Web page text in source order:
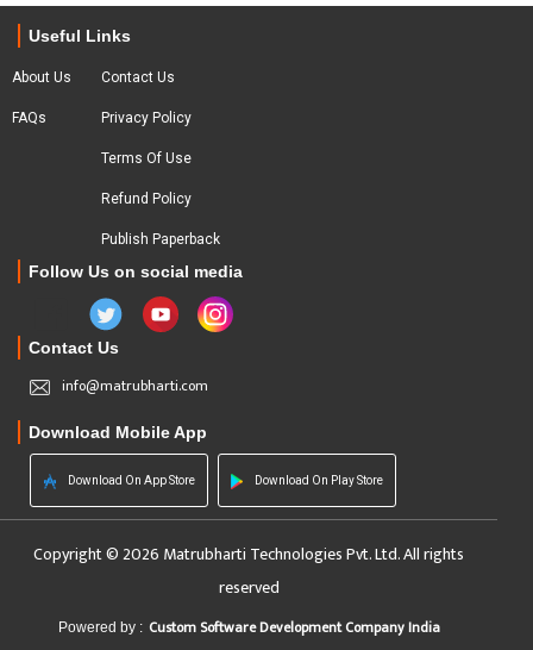
Useful Links
About Us
FAQs
Contact Us
Privacy Policy
Terms Of Use
Refund Policy
Publish Paperback
Follow Us on social media
Contact Us
info@matrubharti.com
Download Mobile App
Download On App Store Download On Play Store
Copyright © 2026 Matrubharti Technologies Pvt. Ltd. All rights
reserved
Powered by : Custom Software Development Company India